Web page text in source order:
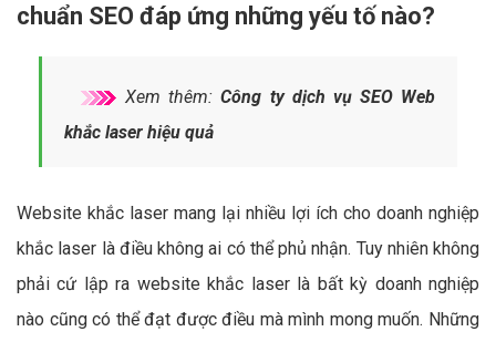
chuẩn SEO đáp ứng những yếu tố nào?
Xem thêm:Công ty dịch vụ SEO Web
khắc laser hiệu quả
Website khắc laser mang lại nhiều lợi ích cho doanh nghiệp
khắc laser là điều không ai có thể phủ nhận. Tuy nhiên không
phải cứ lập ra website khắc laser là bất kỳ doanh nghiệp
nào cũng có thể đạt được điều mà mình mong muốn. Những